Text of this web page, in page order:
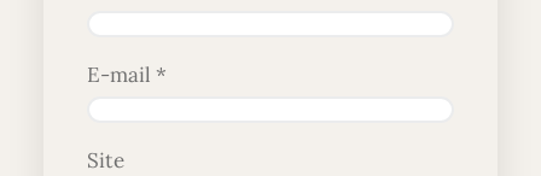
E-mail *
Site